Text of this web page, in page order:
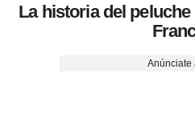
La historia del
Anúnciate